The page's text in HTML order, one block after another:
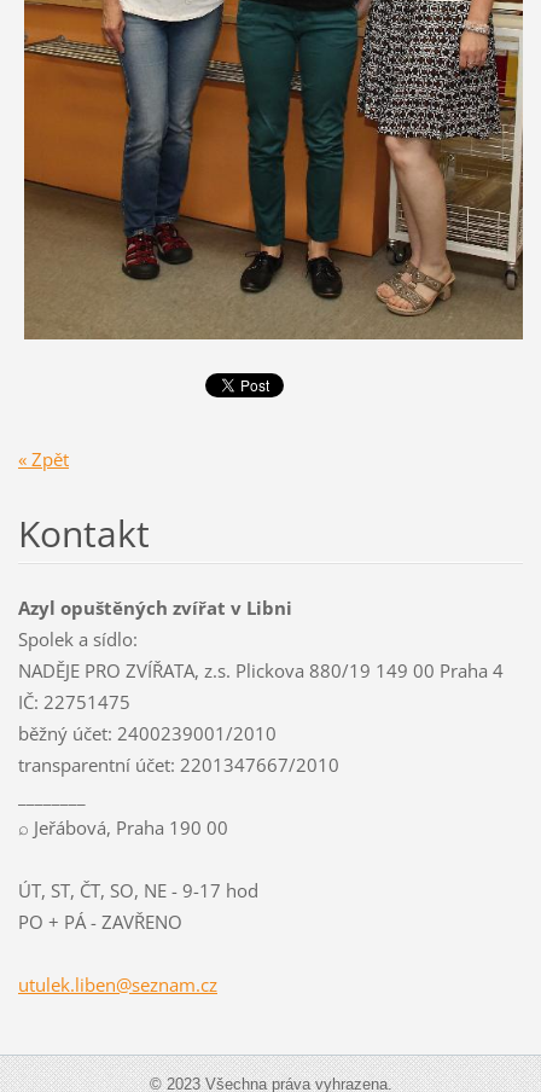
« Zpět
Kontakt
Azyl opuštěných zvířat v Libni
Spolek a sídlo:
NADĚJE PRO ZVÍŘATA, z.s. Plickova 880/19 149 00 Praha 4
IČ: 22751475
běžný účet: 2400239001/2010
transparentní účet: 2201347667/2010
⌕ Jeřábová, Praha 190 00
ÚT, ST, ČT, SO, NE - 9-17 hod
PO + PÁ - ZAVŘENO
utulek.liben@seznam.cz
© 2023 Všechna práva vyhrazena.